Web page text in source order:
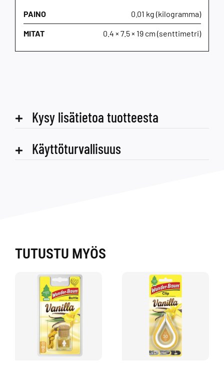
PAINO 0.01 kg (kilogramma)
MITAT 0.4 × 7.5 × 19 cm (senttimetri)
Kysy lisätietoa tuotteesta
Käyttöturvallisuus
TUTUSTU MYÖS